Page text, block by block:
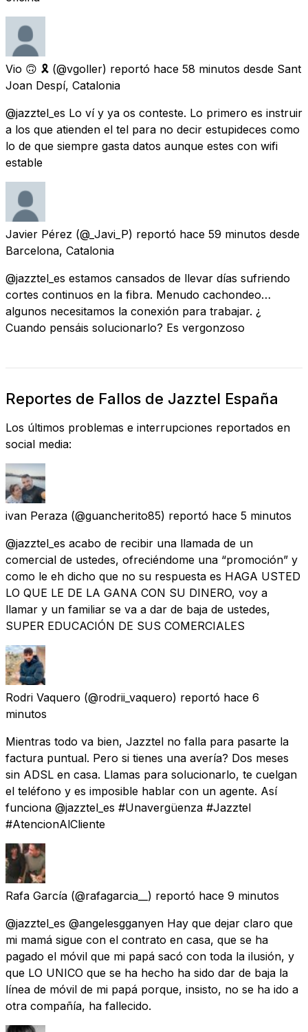
Vio 🙃 🎗 (@vgoller) reportó hace 58 minutos desde Sant
Joan Despí, Catalonia
@jazztel_es Lo ví y ya os conteste. Lo primero es instruir
a los que atienden el tel para no decir estupideces como
lo de que siempre gasta datos aunque estes con wifi
estable
Javier Pérez (@_Javi_P) reportó hace 59 minutos desde
Barcelona, Catalonia
@jazztel_es estamos cansados de llevar días sufriendo
cortes continuos en la fibra. Menudo cachondeo…
algunos necesitamos la conexión para trabajar. ¿
Cuando pensáis solucionarlo? Es vergonzoso
Reportes de Fallos de Jazztel España
Los últimos problemas e interrupciones reportados en
social media:
ivan Peraza (@guancherito85) reportó hace 5 minutos
@jazztel_es acabo de recibir una llamada de un
comercial de ustedes, ofreciéndome una “promoción” y
como le eh dicho que no su respuesta es HAGA USTED
LO QUE LE DE LA GANA CON SU DINERO, voy a
llamar y un familiar se va a dar de baja de ustedes,
SUPER EDUCACIÓN DE SUS COMERCIALES
Rodri Vaquero (@rodrii_vaquero) reportó hace 6
minutos
Mientras todo va bien, Jazztel no falla para pasarte la
factura puntual. Pero si tienes una avería? Dos meses
sin ADSL en casa. Llamas para solucionarlo, te cuelgan
el teléfono y es imposible hablar con un agente. Así
funciona @jazztel_es #Unavergüenza #Jazztel
#AtencionAlCliente
Rafa García (@rafagarcia__) reportó hace 9 minutos
@jazztel_es @angelesgganyen Hay que dejar claro que
mi mamá sigue con el contrato en casa, que se ha
pagado el móvil que mi papá sacó con toda la ilusión, y
que LO UNICO que se ha hecho ha sido dar de baja la
línea de móvil de mi papá porque, insisto, no se ha ido a
otra compañía, ha fallecido.